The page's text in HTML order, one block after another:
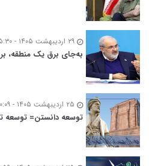
به‌جای برق یک منطقه،
توسعه‌ دانستن= توسعه